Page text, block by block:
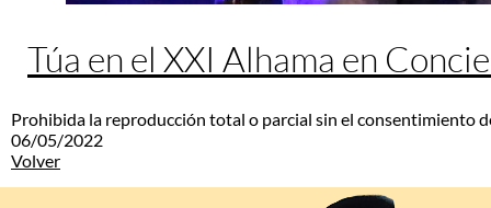
Túa en el XXI Alhama en
Prohibida la reproducción total o parcial sin el consentimiento
06/05/2022
Volver